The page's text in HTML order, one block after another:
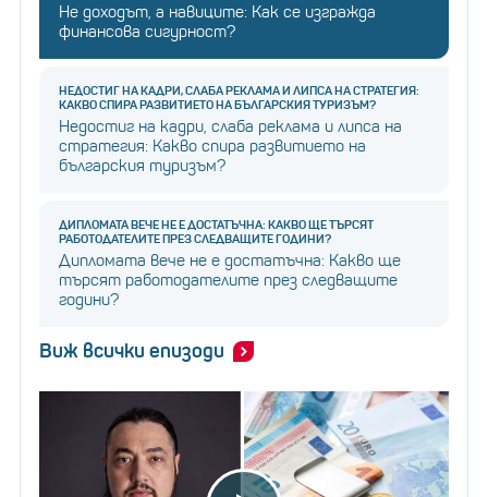
Не доходът, а навиците: Как се изгражда
финансова сигурност?
НЕДОСТИГ НА КАДРИ, СЛАБА РЕКЛАМА И ЛИПСА НА СТРАТЕГИЯ:
КАКВО СПИРА РАЗВИТИЕТО НА БЪЛГАРСКИЯ ТУРИЗЪМ?
Недостиг на кадри, слаба реклама и липса на
стратегия: Какво спира развитието на
българския туризъм?
ДИПЛОМАТА ВЕЧЕ НЕ Е ДОСТАТЪЧНА: КАКВО ЩЕ ТЪРСЯТ
РАБОТОДАТЕЛИТЕ ПРЕЗ СЛЕДВАЩИТЕ ГОДИНИ?
Дипломата вече не е достатъчна: Какво ще
търсят работодателите през следващите
години?
Виж всички епизоди